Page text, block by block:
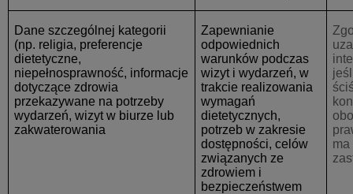
Dane szczególnej kategorii
(np. religia, preferencje
dietetyczne,
niepełnosprawność, informacje
dotyczące zdrowia
przekazywane na potrzeby
wydarzeń, wizyt w biurze lub
zakwaterowania
Zapewnianie
odpowiednich
warunków podczas
wizyt i wydarzeń, w
trakcie realizowania
wymagań
dietetycznych,
potrzeb w zakresie
dostępności, celów
związanych ze
zdrowiem i
bezpieczeństwem
ma